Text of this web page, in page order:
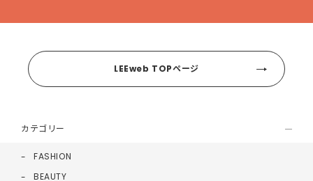
LEEweb TOPページ
カテゴリー
FASHION
BEAUTY